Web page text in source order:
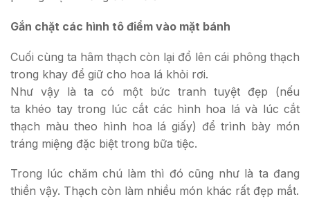
Gắn chặt các hình tô điểm vào mặt bánh
Cuối cùng ta hâm thạch còn lại đổ lên cái phông thạch
trong khay để giữ cho hoa lá khỏi rơi.
Như vậy là ta có một bức tranh tuyệt đẹp (nếu
ta khéo tay trong lúc cắt các hình hoa lá và lúc cắt
thạch màu theo hình hoa lá giấy) để trình bày món
tráng miệng đặc biệt trong bữa tiệc.
Trong lúc chăm chú làm thì đó cũng như là ta đang
thiền vậy. Thạch còn làm nhiều món khác rất đẹp mắt.